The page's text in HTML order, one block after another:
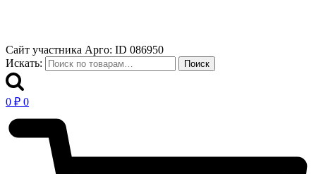
Сайт участника Арго: ID 086950
Искать:
Поиск
0 ₽ 0